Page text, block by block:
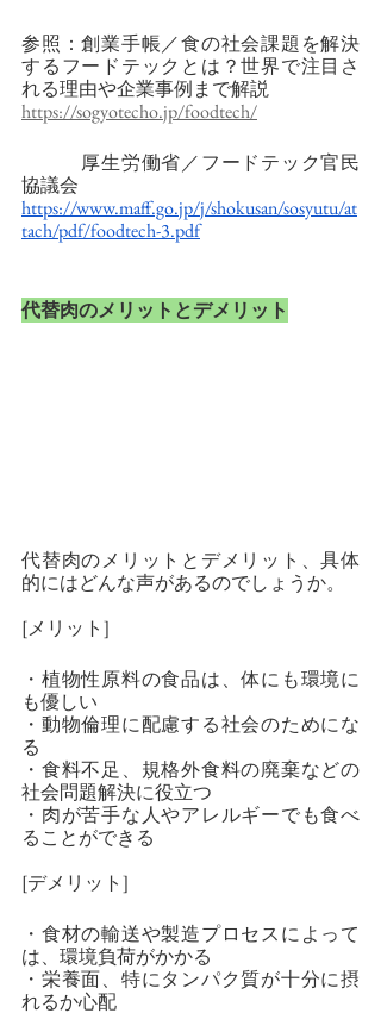
参照：創業手帳／食の社会課題を解決
するフードテックとは？世界で注目さ
れる理由や企業事例まで解説
https://sogyotecho.jp/foodtech/
厚生労働省／フードテック官民
協議会
https://www.maff.go.jp/j/shokusan/sosyutu/at
tach/pdf/foodtech-3.pdf
代替肉のメリットとデメリット
代替肉のメリットとデメリット、具体
的にはどんな声があるのでしょうか。
[メリット]
・植物性原料の食品は、体にも環境に
も優しい
・動物倫理に配慮する社会のためにな
る
・食料不足、規格外食料の廃棄などの
社会問題解決に役立つ
・肉が苦手な人やアレルギーでも食べ
ることができる
[デメリット]
・食材の輸送や製造プロセスによって
は、環境負荷がかかる
・栄養面、特にタンパク質が十分に摂
れるか心配